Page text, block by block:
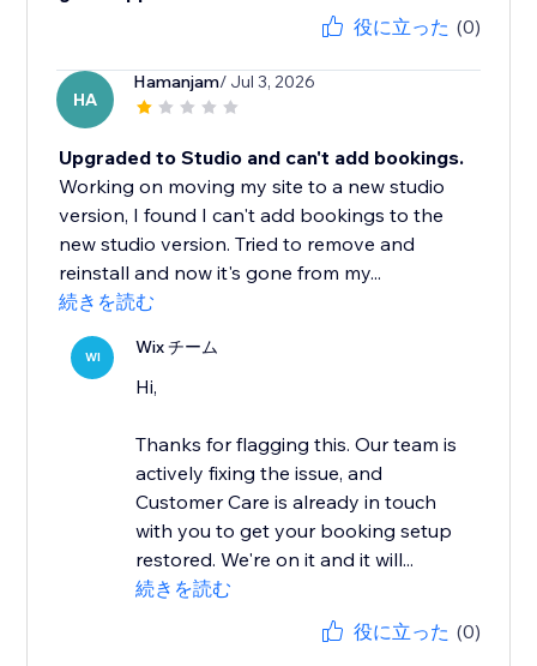
役に立った (0)
HA
Hamanjam/ Jul 3, 2026
Upgraded to Studio and can't add bookings.
Working on moving my site to a new studio
version, I found I can't add bookings to the
new studio version. Tried to remove and
reinstall and now it's gone from my...
続きを読む
WI Wix チーム
Hi,
Thanks for flagging this. Our team is
actively fixing the issue, and
Customer Care is already in touch
with you to get your booking setup
restored. We're on it and it will...
続きを読む
役に立った (0)